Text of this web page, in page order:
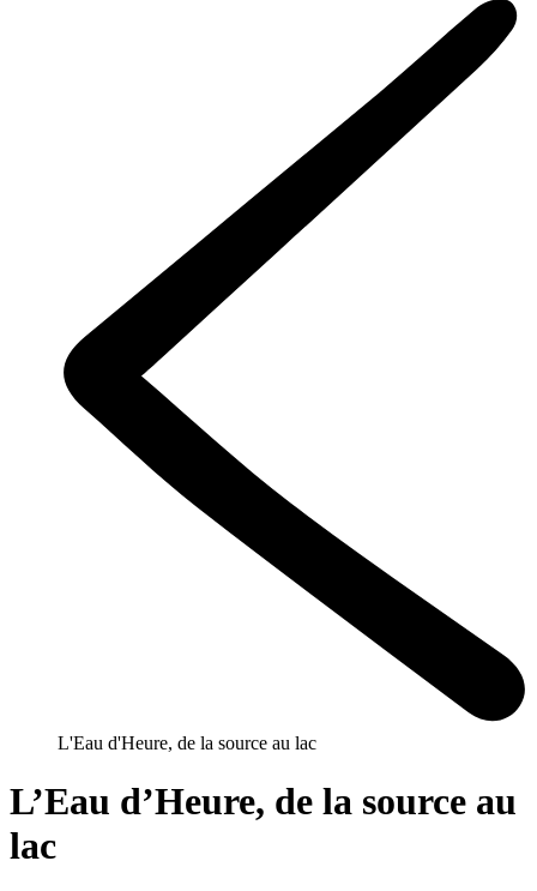
L'Eau d'Heure, de la source au lac
L’Eau d’Heure, de la source au
lac